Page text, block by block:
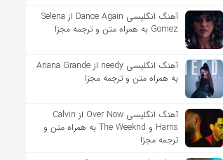
آهنگ انگلیسی Dance Again از Selena
Gomez به همراه متن و ترجمه مجزا
آهنگ انگلیسی needy از Ariana Grande
به همراه متن و ترجمه مجزا
آهنگ انگلیسی Over Now از Calvin
Harris و The Weeknd به همراه متن و
ترجمه مجزا